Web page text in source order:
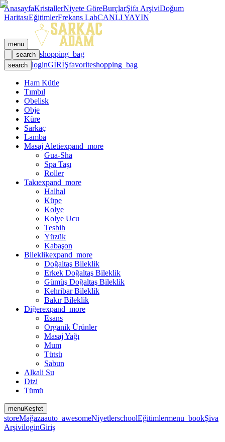
AnasayfaKristallerNiyete GöreBurçlarŞifa ArşiviDoğum
HaritasıEğitimlerFrekans LabCANLI YAYIN
menu
search shopping_bag
search loginGİRİŞfavoriteshopping_bag
Ham Kütle
Tımbıl
Obelisk
Obje
Küre
Sarkaç
Lamba
Masaj Aletiexpand_more
Gua-Sha
Spa Taşı
Roller
Takıexpand_more
Halhal
Küpe
Kolye
Kolye Ucu
Tesbih
Yüzük
Kabaşon
Bileklikexpand_more
Doğaltaş Bileklik
Erkek Doğaltaş Bileklik
Gümüş Doğaltaş Bileklik
Kehribar Bileklik
Bakır Bileklik
Diğerexpand_more
Esans
Organik Ürünler
Masaj Yağı
Mum
Tütsü
Sabun
Alkali Su
Dizi
Tümü
menuKeşfet
storeMağazaauto_awesomeNiyetlerschoolEğitimlermenu_bookŞiva
ArşiviloginGiriş